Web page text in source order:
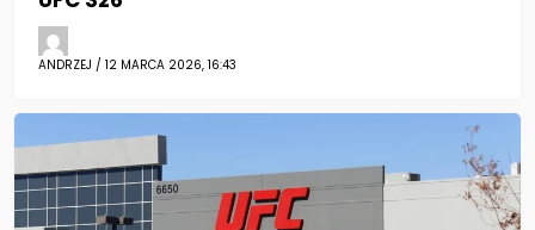
ANDRZEJ / 12 MARCA 2026, 16:43